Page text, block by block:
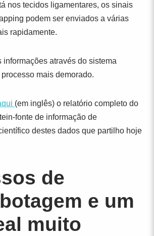
nos tecidos ligamentares, os sinais
podem ser enviados a várias
rapidamente.
informações através do sistema
mais demorado.
(em inglês) o relatório completo do
fonte de informação de
destes dados que partilho hoje
de
e um
muito